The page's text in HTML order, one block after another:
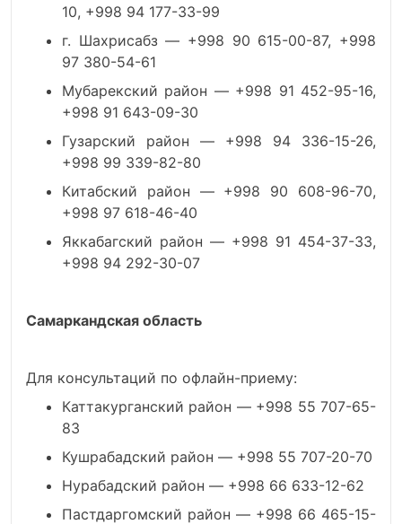
10, +998 94 177-33-99
г. Шахрисабз — +998 90 615-00-87, +998
97 380-54-61
Мубарекский район — +998 91 452-95-16,
+998 91 643-09-30
Гузарский район — +998 94 336-15-26,
+998 99 339-82-80
Китабский район — +998 90 608-96-70,
+998 97 618-46-40
Яккабагский район — +998 91 454-37-33,
+998 94 292-30-07
Самаркандская область
Для консультаций по офлайн-приему:
Каттакурганский район — +998 55 707-65-
83
Кушрабадский район — +998 55 707-20-70
Нурабадский район — +998 66 633-12-62
Пастдаргомский район — +998 66 465-15-